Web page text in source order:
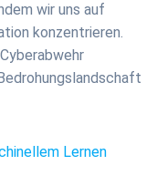
wir uns auf
konzentrieren.
Lernen